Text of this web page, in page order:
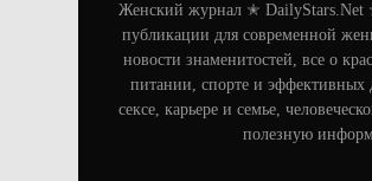
Женский журнал ✭ DailyStars.Net
публикации для современной
новости знаменитостей, все о
питании, спорте и эффективных
сексе, карьере и семье,
полезную